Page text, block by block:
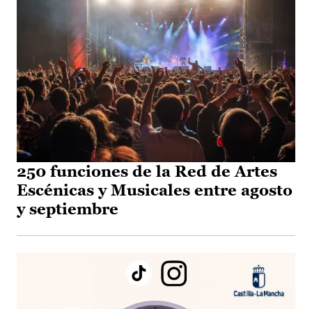
250 funciones de la Red de Artes
Escénicas y Musicales entre agosto
y septiembre